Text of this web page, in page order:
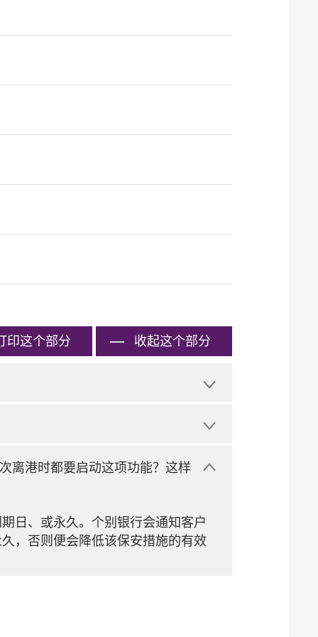
印这个部分 收起这个部分
离港时都要启动这项功能？这样
日、或永久。个别银行会通知客户
，否则便会降低该保安措施的有效